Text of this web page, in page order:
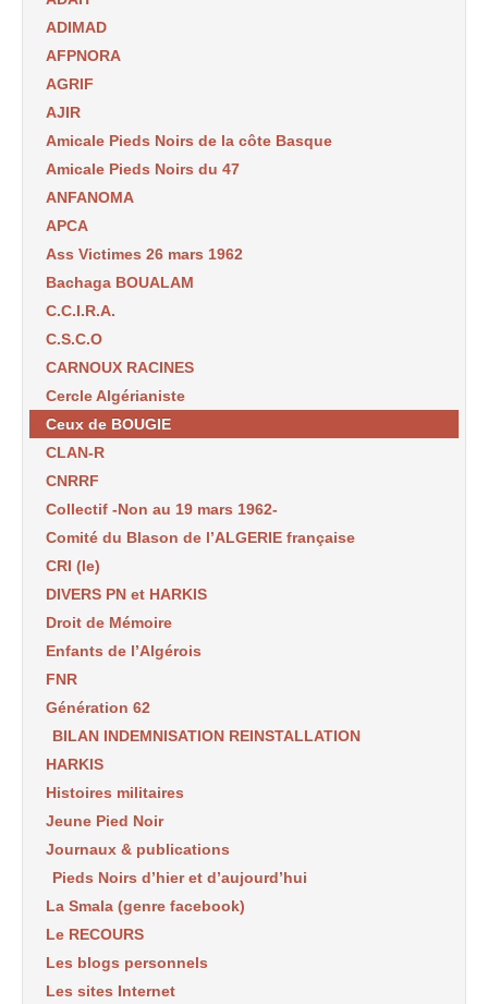
ADIMAD
AFPNORA
AGRIF
AJIR
Amicale Pieds Noirs de la côte Basque
Amicale Pieds Noirs du 47
ANFANOMA
APCA
Ass Victimes 26 mars 1962
Bachaga BOUALAM
C.C.I.R.A.
C.S.C.O
CARNOUX RACINES
Cercle Algérianiste
Ceux de BOUGIE
CLAN-R
CNRRF
Collectif -Non au 19 mars 1962-
Comité du Blason de l’ALGERIE française
CRI (le)
DIVERS PN et HARKIS
Droit de Mémoire
Enfants de l’Algérois
FNR
Génération 62
BILAN INDEMNISATION REINSTALLATION
HARKIS
Histoires militaires
Jeune Pied Noir
Journaux & publications
Pieds Noirs d’hier et d’aujourd’hui
La Smala (genre facebook)
Le RECOURS
Les blogs personnels
Les sites Internet